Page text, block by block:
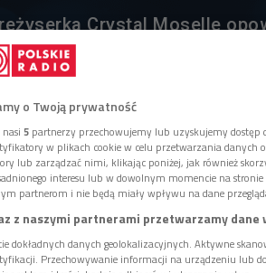
Crystal Moselle
Skate Kitchen. W serialu
życie skejterek, które dnie
akrobacjach na desce.
o Twoją prywatność
5 partnerzy przechowujemy lub uzyskujemy
w plikach cookie w celu przetwarzania danych
lub zarządzać nimi, klikając poniżej, jak również
interesu lub w dowolnym momencie na
partnerom i nie będą miały wpływu na dane
z naszymi partnerami przetwarzamy dane
dokładnych danych geolokalizacyjnych. Aktywne
Przechowywanie informacji na urządzeniu lub